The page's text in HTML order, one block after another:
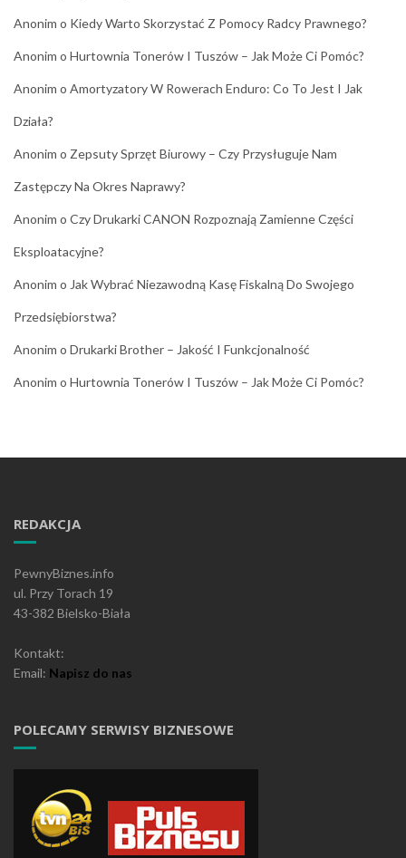
Anonim o Kiedy Warto Skorzystać Z Pomocy Radcy Prawnego?
Anonim o Hurtownia Tonerów I Tuszów – Jak Może Ci Pomóc?
Anonim o Amortyzatory W Rowerach Enduro: Co To Jest I Jak
Działa?
Anonim o Zepsuty Sprzęt Biurowy – Czy Przysługuje Nam
Zastępczy Na Okres Naprawy?
Anonim o Czy Drukarki CANON Rozpoznają Zamienne Części
Eksploatacyjne?
Anonim o Jak Wybrać Niezawodną Kasę Fiskalną Do Swojego
Przedsiębiorstwa?
Anonim o Drukarki Brother – Jakość I Funkcjonalność
Anonim o Hurtownia Tonerów I Tuszów – Jak Może Ci Pomóc?
REDAKCJA
PewnyBiznes.info
ul. Przy Torach 19
43-382 Bielsko-Biała
Kontakt:
Email: Napisz do nas
POLECAMY SERWISY BIZNESOWE